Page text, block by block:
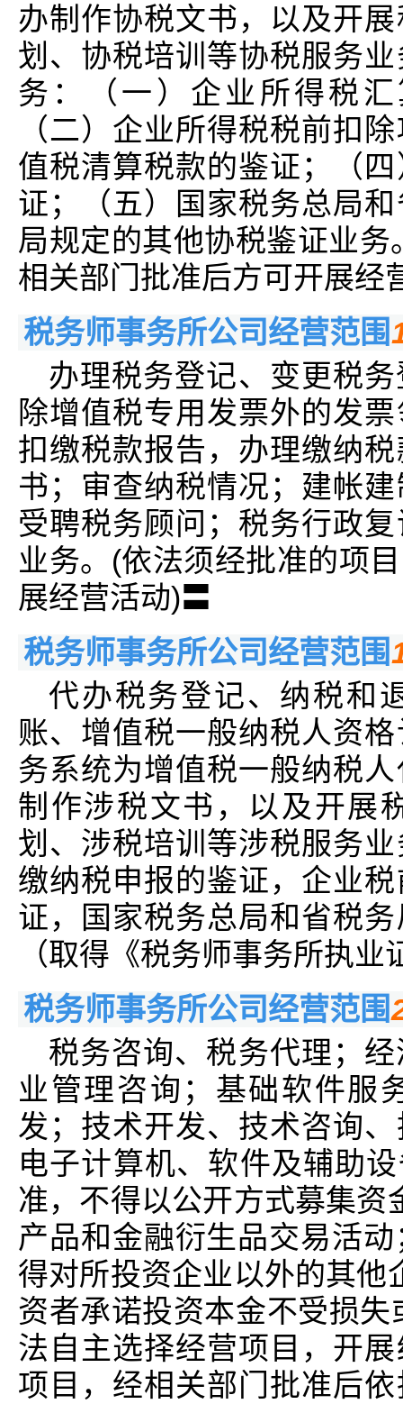
办制作协税文书，以及开
划、协税培训等协税服务
务：（一）企业所得税
（二）企业所得税税前扣
值税清算税款的鉴证；（
证；（五）国家税务总局
局规定的其他协税鉴证业
相关部门批准后方可开展经
税务师事务所公司经营范围
办理税务登记、变更税
除增值税专用发票外的发
扣缴税款报告，办理缴纳
书；审查纳税情况；建帐
受聘税务顾问；税务行政
业务。(依法须经批准的项
展经营活动)〓
税务师事务所公司经营范围
代办税务登记、纳税和
账、增值税一般纳税人资
务系统为增值税一般纳税
制作涉税文书，以及开展
划、涉税培训等涉税服务
缴纳税申报的鉴证，企业
证，国家税务总局和省税
（取得《税务师事务所执
税务师事务所公司经营范围
税务咨询、税务代理；
业管理咨询；基础软件服
发；技术开发、技术咨询
电子计算机、软件及辅助
准，不得以公开方式募集
产品和金融衍生品交易活
得对所投资企业以外的其他
资者承诺投资本金不受损失
法自主选择经营项目，开
项目，经相关部门批准后